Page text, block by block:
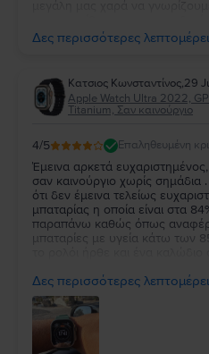
την εμπιστοσύνη σας και
δύο!
Δες περισσότερες
Κατσιος Κωνσταντίνος,29
Apple Watch Ultra 2022,
Titanium, Σαν καινούργιο
4/5 Επαληθευμένη
Έμεινα αρκετά
σαν καινούργιο χωρίς σημάδια
ότι δεν έμεινα τελείως
μπαταρίας η οποία είναι στα
παραπάνω καθώς όπως
μπαταρίες με υγεία κάτω των
δεν μπορώ να έχω παράπονο.
Δες περισσότερες